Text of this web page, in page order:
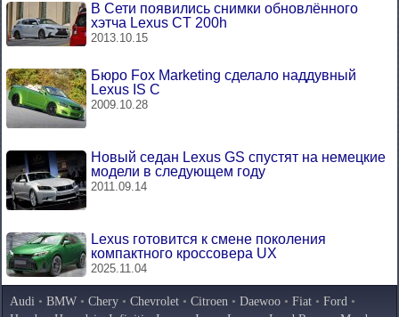
В Сети появились снимки обновлённого
хэтча Lexus CT 200h
2013.10.15
Бюро Fox Marketing сделало наддувный
Lexus IS C
2009.10.28
Новый седан Lexus GS спустят на немецкие
модели в следующем году
2011.09.14
Lexus готовится к смене поколения
компактного кроссовера UX
2025.11.04
Audi • BMW • Chery • Chevrolet • Citroen • Daewoo • Fiat • Ford •